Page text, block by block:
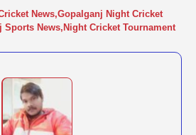
News,Gopalganj Night Cricket
Sports News,Night Cricket Tournament